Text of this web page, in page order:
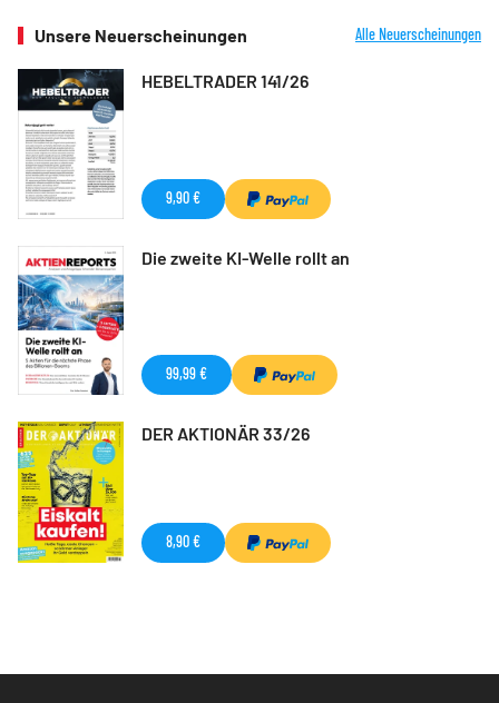
Unsere Neuerscheinungen Alle Neuerscheinungen
HEBELTRADER 141/26
9,90 €
Die zweite KI-Welle rollt an
99,99 €
DER AKTIONÄR 33/26
8,90 €